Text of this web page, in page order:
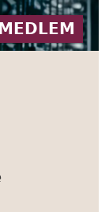
𝗠𝗘𝗗𝗟𝗘𝗠